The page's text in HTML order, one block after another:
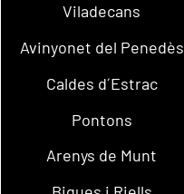
Viladecans
Avinyonet del Penedès
Caldes d´Estrac
Pontons
Arenys de Munt